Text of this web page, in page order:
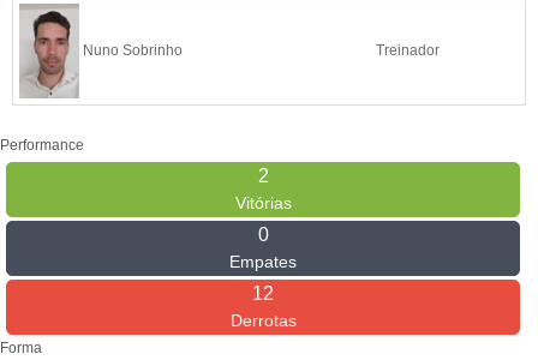
Nuno Sobrinho Treinador
Performance
2
Vitórias
0
Empates
12
Derrotas
Forma